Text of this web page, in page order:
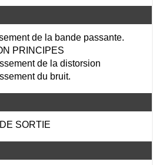
de la bande passante.
PRINCIPES
de la distorsion
du bruit.
SORTIE